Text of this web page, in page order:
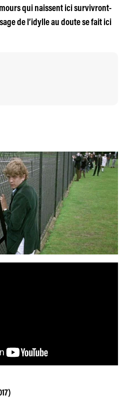
qui naissent ici survivront-
de l’idylle au doute se fait ici